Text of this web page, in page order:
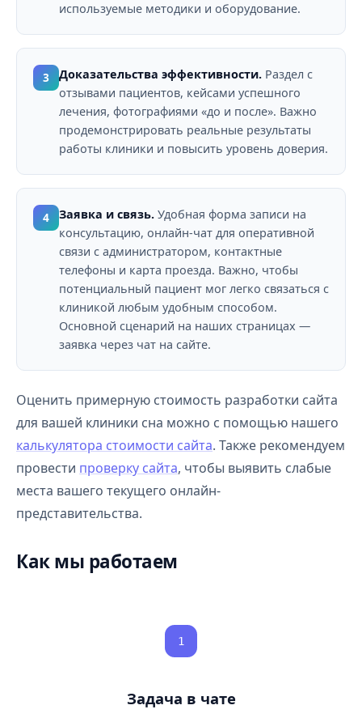
используемые методики и оборудование.
3 Доказательства эффективности. Раздел с
отзывами пациентов, кейсами успешного
лечения, фотографиями «до и после». Важно
продемонстрировать реальные результаты
работы клиники и повысить уровень доверия.
4 Заявка и связь. Удобная форма записи на
консультацию, онлайн-чат для оперативной
связи с администратором, контактные
телефоны и карта проезда. Важно, чтобы
потенциальный пациент мог легко связаться с
клиникой любым удобным способом.
Основной сценарий на наших страницах —
заявка через чат на сайте.
Оценить примерную стоимость разработки сайта
для вашей клиники сна можно с помощью нашего
калькулятора стоимости сайта. Также рекомендуем
провести проверку сайта, чтобы выявить слабые
места вашего текущего онлайн-
представительства.
Как мы работаем
1
Задача в чате